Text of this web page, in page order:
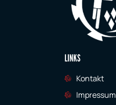
LINKS
Kontakt
Impressum